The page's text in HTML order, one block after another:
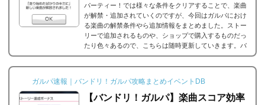
パーティー！では様々な条件をクリアすることで、楽曲
が解禁・追加されていくのですが、今回はガルパにおけ
る楽曲の解禁条件やら追加情報をまとめました。ストー
リーで追加されるものや、ショップで購入するものだっ
たり色々あるので、こちらは随時更新していきます。バ
ンドリ/ガルパの楽曲の追加・解禁方法一覧それでは、バ
ンドリ/ガルパに於ける楽曲の追加・解禁方法一覧です。
り、いろいろな条件があると思うのですが、それぞれ...
ガルパ速報｜バンドリ！ガルパ攻略まとめイベントDB
【バンドリ！ガルパ】楽曲スコア効率